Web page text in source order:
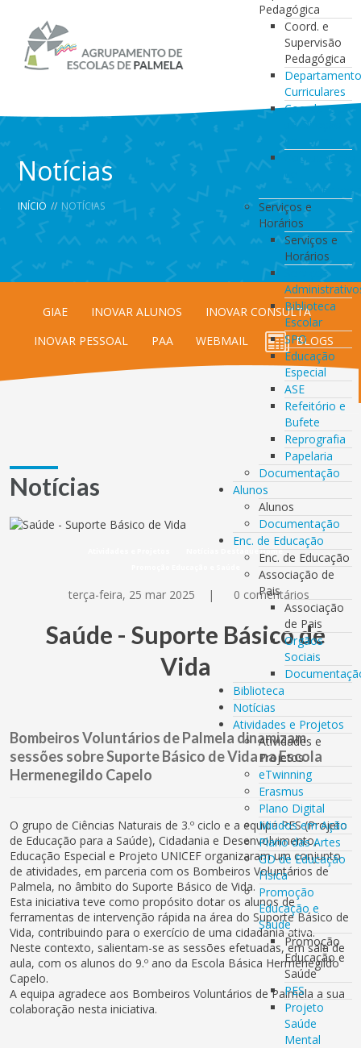
Pedagógica
Coord. e
Supervisão
Pedagógica
Curriculares
Coordenação
da Direção
de Turma
Coordenação
de
Serviços e
Horários
Serviços e
Horários
Serviços
Biblioteca
Escolar
SPO
Educação
Especial
ASE
Refeitório e
Bufete
Reprografia
Papelaria
Documentação
Alunos
Alunos
Documentação
Enc. de Educação
Enc. de Educação
Associação de
Pais
Associação
de Pais
Orgãos
Sociais
Biblioteca
Notícias
Atividades e Projetos
Atividades e
Projetos
eTwinning
Erasmus
Plano Digital
Miúdos em Ação
Plano das Artes
GD de Educação
Física
Promoção
Educação e
Saúde
Promoção
Educação e
Saúde
PES
Projeto
Saúde
Mental
Notícias
INÍCIO // NOTÍCIAS
GIAE INOVAR ALUNOS
INOVAR CONSULTA
INOVAR PESSOAL
PAA WEBMAIL BLOGS
Notícias
Notícias Destaque Home
terça-feira, 25 mar 2025 | 0 comentários
Saúde - Suporte Básico de
Vida
Bombeiros Voluntários de Palmela dinamizam
sessões sobre Suporte Básico de Vida na Escola
Hermenegildo Capelo
O grupo de Ciências Naturais de 3.º ciclo e a equipa PES (Projeto
de Educação para a Saúde), Cidadania e Desenvolvimento,
Educação Especial e Projeto UNICEF organizaram um conjunto
de atividades, em parceria com os Bombeiros Voluntários de
Palmela, no âmbito do Suporte Básico de Vida.
Esta iniciativa teve como propósito dotar os alunos de
ferramentas de intervenção rápida na área do Suporte Básico de
Vida, contribuindo para o exercício de uma cidadania ativa.
Neste contexto, salientam-se as sessões efetuadas, em sala de
aula, com os alunos do 9.º ano da Escola Básica Hermenegildo
Capelo.
A equipa agradece aos Bombeiros Voluntários de Palmela a sua
colaboração nesta iniciativa.